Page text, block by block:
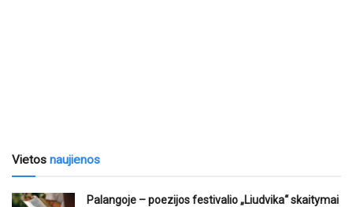
Vietos naujienos
Palangoje – poezijos festivalio „Liudvika“ skaitymai